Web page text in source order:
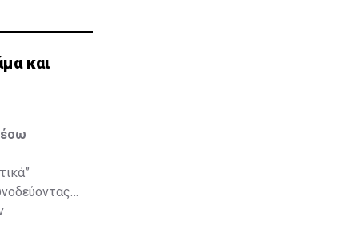
και